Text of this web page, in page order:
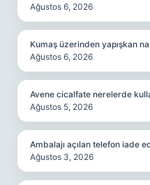
Ağustos 6, 2026
Kumaş üzerinden yapışkan
Ağustos 6, 2026
Avene cicalfate nerelerde
Ağustos 5, 2026
Ambalajı açılan telefon iade
Ağustos 3, 2026